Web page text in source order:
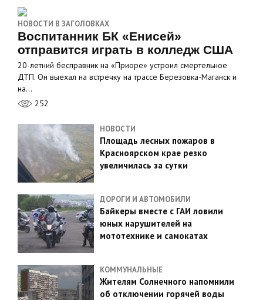
НОВОСТИ В ЗАГОЛОВКАХ
Воспитанник БК «Енисей»
отправится играть в колледж США
20-летний бесправник на «Приоре» устроил смертельное
ДТП. Он выехал на встречку на трассе Березовка-Маганск и
на…
252
НОВОСТИ
Площадь лесных пожаров в
Красноярском крае резко
увеличилась за сутки
ДОРОГИ И АВТОМОБИЛИ
Байкеры вместе с ГАИ ловили
юных нарушителей на
мототехнике и самокатах
КОММУНАЛЬНЫЕ
Жителям Солнечного напомнили
об отключении горячей воды